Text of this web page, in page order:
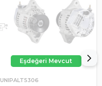
UNIPALT5306